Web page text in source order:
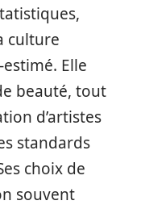
culture
Elle
beauté, tout
d’artistes
standards
choix de
souvent